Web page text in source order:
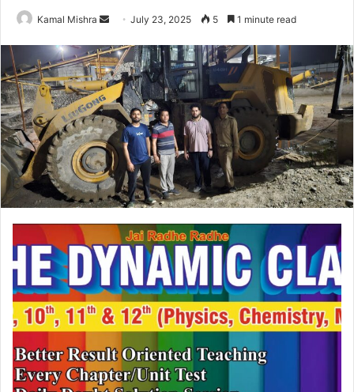
Kamal Mishra
Send
email
July 23, 2025 5 1 minute read